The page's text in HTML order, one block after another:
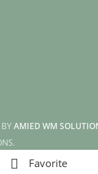
AMIED WM
Favorite